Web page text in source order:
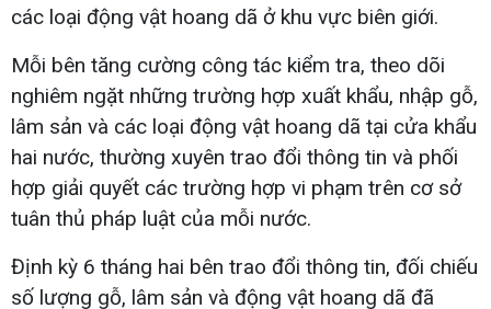
các loại động vật hoang dã ở khu vực biên giới.
Mỗi bên tăng cường công tác kiểm tra, theo dõi
nghiêm ngặt những trường hợp xuất khẩu, nhập gỗ,
lâm sản và các loại động vật hoang dã tại cửa khẩu
hai nước, thường xuyên trao đổi thông tin và phối
hợp giải quyết các trường hợp vi phạm trên cơ sở
tuân thủ pháp luật của mỗi nước.
Định kỳ 6 tháng hai bên trao đổi thông tin, đối chiếu
số lượng gỗ, lâm sản và động vật hoang dã đã